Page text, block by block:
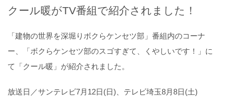
クール暖がTV番組で紹介されました！
「建物の世界を深堀りボクらケンセツ部」番組内のコーナ
ー、「ボクらケンセツ部のスゴすぎて、くやしいです！」に
て「クール暖」が紹介されました。
放送日／サンテレビ7月12日(日)、テレビ埼玉8月8日(土)